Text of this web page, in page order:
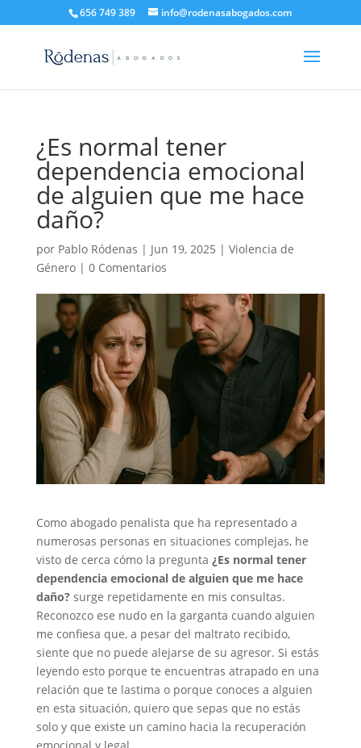
656 749 389 info@rodenasabogados.com
¿Es normal tener
dependencia emocional
de alguien que me hace
daño?
por Pablo Ródenas | Jun 19, 2025 | Violencia de
Género| 0 Comentarios
Como abogado penalista que ha representado a
numerosas personas en situaciones complejas, he
visto de cerca cómo la pregunta ¿Es normal tener
dependencia emocional de alguien que me hace
daño?surge repetidamente en mis consultas.
Reconozco ese nudo en la garganta cuando alguien
me confiesa que, a pesar del maltrato recibido,
siente que no puede alejarse de su agresor. Si estás
leyendo esto porque te encuentras atrapado en una
relación que te lastima o porque conoces a alguien
en esta situación, quiero que sepas que no estás
solo y que existe un camino hacia la recuperación